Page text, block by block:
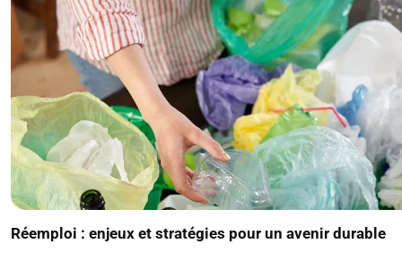
Réemploi : enjeux et stratégies pour un avenir durable